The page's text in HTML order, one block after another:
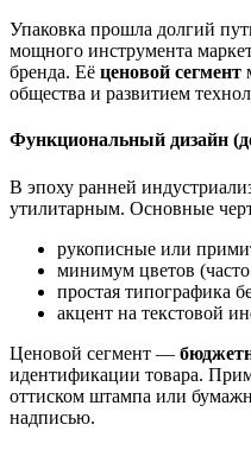
Упаковка прошла долгий
мощного инструмента
бренда. Её ценовой сегмент
общества и развитием
Функциональный дизайн
В эпоху ранней
утилитарным. Основные
рукописные или
минимум цветов
простая типографика
акцент на текстовой
Ценовой сегмент —
идентификации товара.
оттиском штампа или
надписью.